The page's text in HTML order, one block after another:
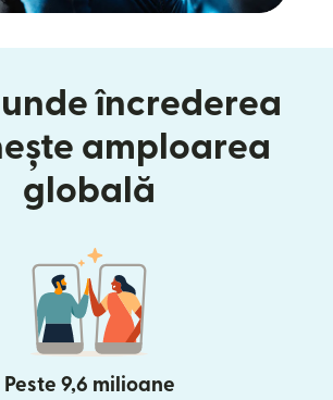
încrederea
amploarea
globală
Peste 9,6 milioane